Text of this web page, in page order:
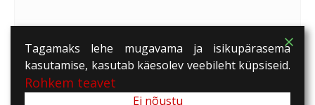
Tagamaks lehe mugavama ja isikupärasema
kasutamise, kasutab käesolev veebileht küpsiseid.
Rohkem teavet
Ei nõustu